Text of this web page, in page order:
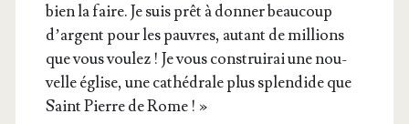
bien la faire. Je suis prêt à don­ner beau­coup
d’argent pour les pauvres, autant de mil­lions
que vous vou­lez ! Je vous construi­rai une nou­
velle église, une cathé­drale plus splen­dide que
Saint Pierre de Rome ! »